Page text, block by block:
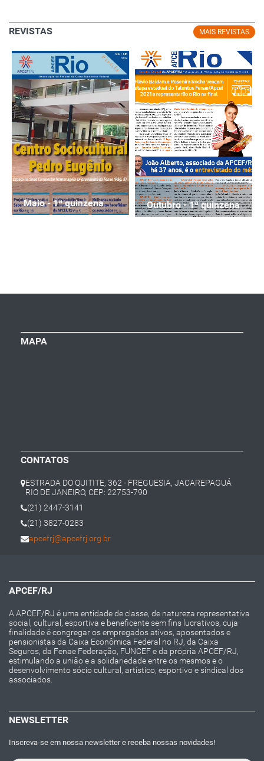
MAIS REVISTAS
REVISTAS
Maio - 1ª quinzena Outubro - 1ª quinzena
MAPA
CONTATOS
ESTRADA DO QUITITE, 362 - FREGUESIA, JACAREPAGUÁ
RIO DE JANEIRO, CEP: 22753-790
(21) 2447-3141
(21) 3827-0283
apcefrj@apcefrj.org.br
APCEF/RJ
A APCEF/RJ é uma entidade de classe, de natureza representativa
social, cultural, esportiva e beneficente sem fins lucrativos, cuja
finalidade é congregar os empregados ativos, aposentados e
pensionistas da Caixa Econômica Federal no RJ, da Caixa
Seguros, da Fenae Federação, FUNCEF e da própria APCEF/RJ,
estimulando a união e a solidariedade entre os mesmos e o
desenvolvimento sócio cultural, artístico, esportivo e sindical dos
associados.
NEWSLETTER
Inscreva-se em nossa newsletter e receba nossas novidades!